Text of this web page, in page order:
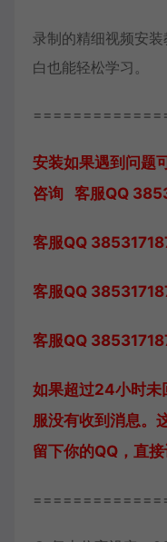
录制的精细视频安
白也能轻松学习。
安装如果遇到问题
咨询 客服QQ
客服QQ
客服QQ
客服QQ
如果超过24小时未
服没有收到消息。
留下你的QQ，直接